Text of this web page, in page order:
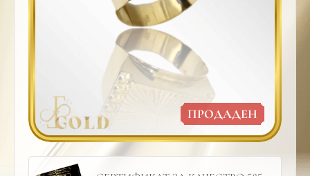
ПРОДАДЕН